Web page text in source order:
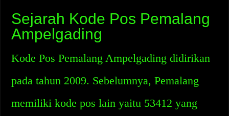
Sejarah Kode Pos Pemalang
Ampelgading
Kode Pos Pemalang Ampelgading didirikan
pada tahun 2009. Sebelumnya, Pemalang
memiliki kode pos lain yaitu 53412 yang